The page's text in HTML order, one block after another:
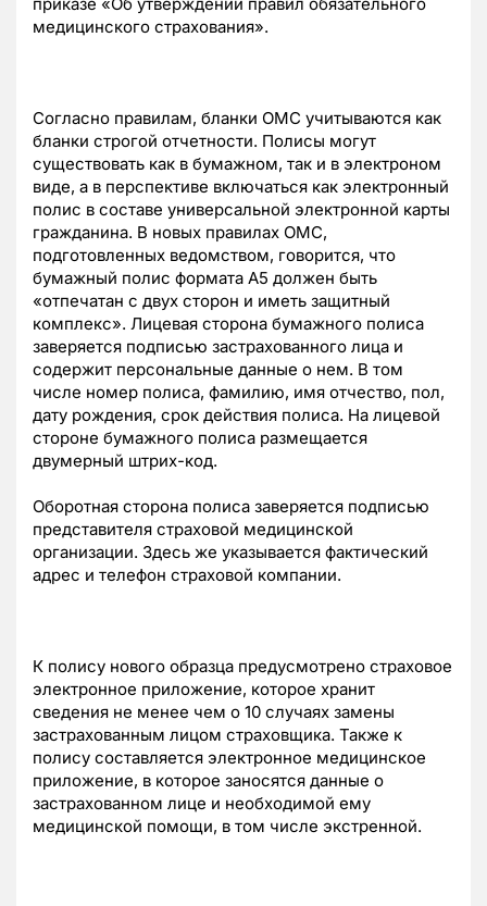
приказе «Об утверждении правил обязательного
медицинского страхования».
Согласно правилам, бланки ОМС учитываются как
бланки строгой отчетности. Полисы могут
существовать как в бумажном, так и в электроном
виде, а в перспективе включаться как электронный
полис в составе универсальной электронной карты
гражданина. В новых правилах ОМС,
подготовленных ведомством, говорится, что
бумажный полис формата А5 должен быть
«отпечатан с двух сторон и иметь защитный
комплекс». Лицевая сторона бумажного полиса
заверяется подписью застрахованного лица и
содержит персональные данные о нем. В том
числе номер полиса, фамилию, имя отчество, пол,
дату рождения, срок действия полиса. На лицевой
стороне бумажного полиса размещается
двумерный штрих-код.
Оборотная сторона полиса заверяется подписью
представителя страховой медицинской
организации. Здесь же указывается фактический
адрес и телефон страховой компании.
К полису нового образца предусмотрено страховое
электронное приложение, которое хранит
сведения не менее чем о 10 случаях замены
застрахованным лицом страховщика. Также к
полису составляется электронное медицинское
приложение, в которое заносятся данные о
застрахованном лице и необходимой ему
медицинской помощи, в том числе экстренной.